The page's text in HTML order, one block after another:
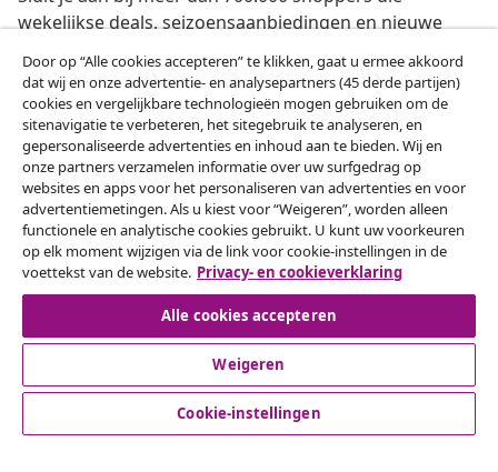
wekelijkse deals, seizoensaanbiedingen en nieuwe
Onze sociale media
Herroeping van de overeenkomst
Een annulering voor je bestelling indienen
Herroeping van de overeenkomst
Klantenservice
Door op “Alle cookies accepteren” te klikken, gaat u ermee akkoord
dat wij en onze advertentie- en analysepartners (45 derde partijen)
cookies en vergelijkbare technologieën mogen gebruiken om de
sitenavigatie te verbeteren, het sitegebruik te analyseren, en
gepersonaliseerde advertenties en inhoud aan te bieden. Wij en
onze partners verzamelen informatie over uw surfgedrag op
websites en apps voor het personaliseren van advertenties en voor
advertentiemetingen. Als u kiest voor “Weigeren”, worden alleen
functionele en analytische cookies gebruikt. U kunt uw voorkeuren
op elk moment wijzigen via de link voor cookie-instellingen in de
voettekst van de website. Privacy- en cookieverklaring
Alle cookies accepteren
Weigeren
Cookie-instellingen